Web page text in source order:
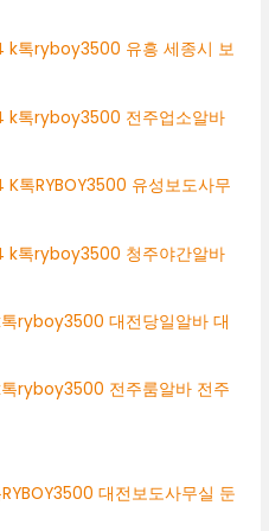
k톡ryboy3500 유흥 세종시 보
k톡ryboy3500 전주업소알바
톡RYBOY3500 유성보도사무
k톡ryboy3500 청주야간알바
ryboy3500 대전당일알바 대
ryboy3500 전주룸알바 전주
대전보도사무실 둔